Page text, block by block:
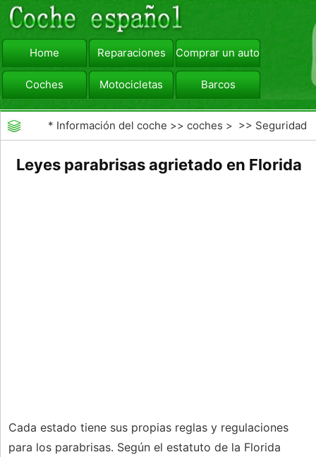
Home Reparaciones Comprar un automóvil
Coches Motocicletas Barcos
viajar Camiones
* Información del coche >>coches > >> Seguridad
Leyes parabrisas agrietado en Florida
Cada estado tiene sus propias reglas y regulaciones
para los parabrisas. Según el estatuto de la Florida